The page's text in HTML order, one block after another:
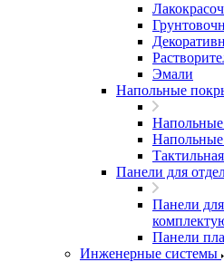
Эмали
Напольные
Панели для
Панели
Панели
Инженерные системы